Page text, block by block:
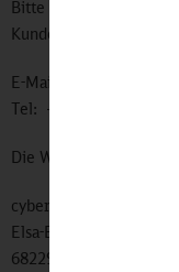
Bitte weiteren Fragen
Kundenservice:
E-Mail:
Tel: +49(0)621 30 983-
Die Ware ist zu senden
cyber-Wear Heidelberg
Elsa-Brändström-Str. 4
68229 Mannheim